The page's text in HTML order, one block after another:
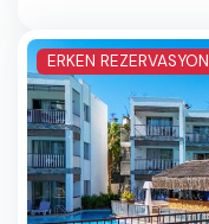
ERKEN REZERVASYON